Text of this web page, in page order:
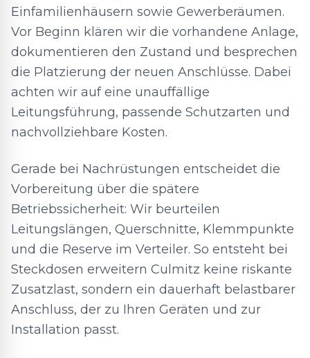
Einfamilienhäusern sowie Gewerberäumen.
Vor Beginn klären wir die vorhandene Anlage,
dokumentieren den Zustand und besprechen
die Platzierung der neuen Anschlüsse. Dabei
achten wir auf eine unauffällige
Leitungsführung, passende Schutzarten und
nachvollziehbare Kosten.
Gerade bei Nachrüstungen entscheidet die
Vorbereitung über die spätere
Betriebssicherheit: Wir beurteilen
Leitungslängen, Querschnitte, Klemmpunkte
und die Reserve im Verteiler. So entsteht bei
Steckdosen erweitern Culmitz keine riskante
Zusatzlast, sondern ein dauerhaft belastbarer
Anschluss, der zu Ihren Geräten und zur
Installation passt.